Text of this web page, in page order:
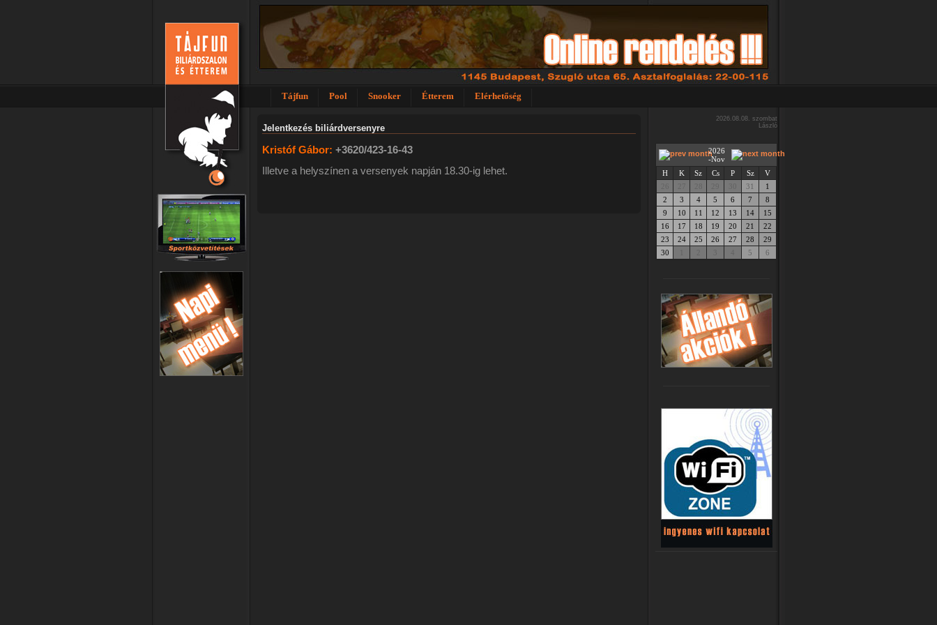
Tájfun Pool Snooker Étterem Elérhetőség
Jelentkezés biliárdversenyre
Kristóf Gábor: +3620/423-16-43
Illetve a helyszínen a versenyek napján 18.30-ig lehet.
2026.08.08. szombat
László
2026
-Nov
H
K Sz Cs P Sz
V
31
1
2
3 4 5 6 7
8
9
10 11 12 13 14
15
16
17 18 19 20 21
22
23
24 25 26 27 28
29
30
5 6